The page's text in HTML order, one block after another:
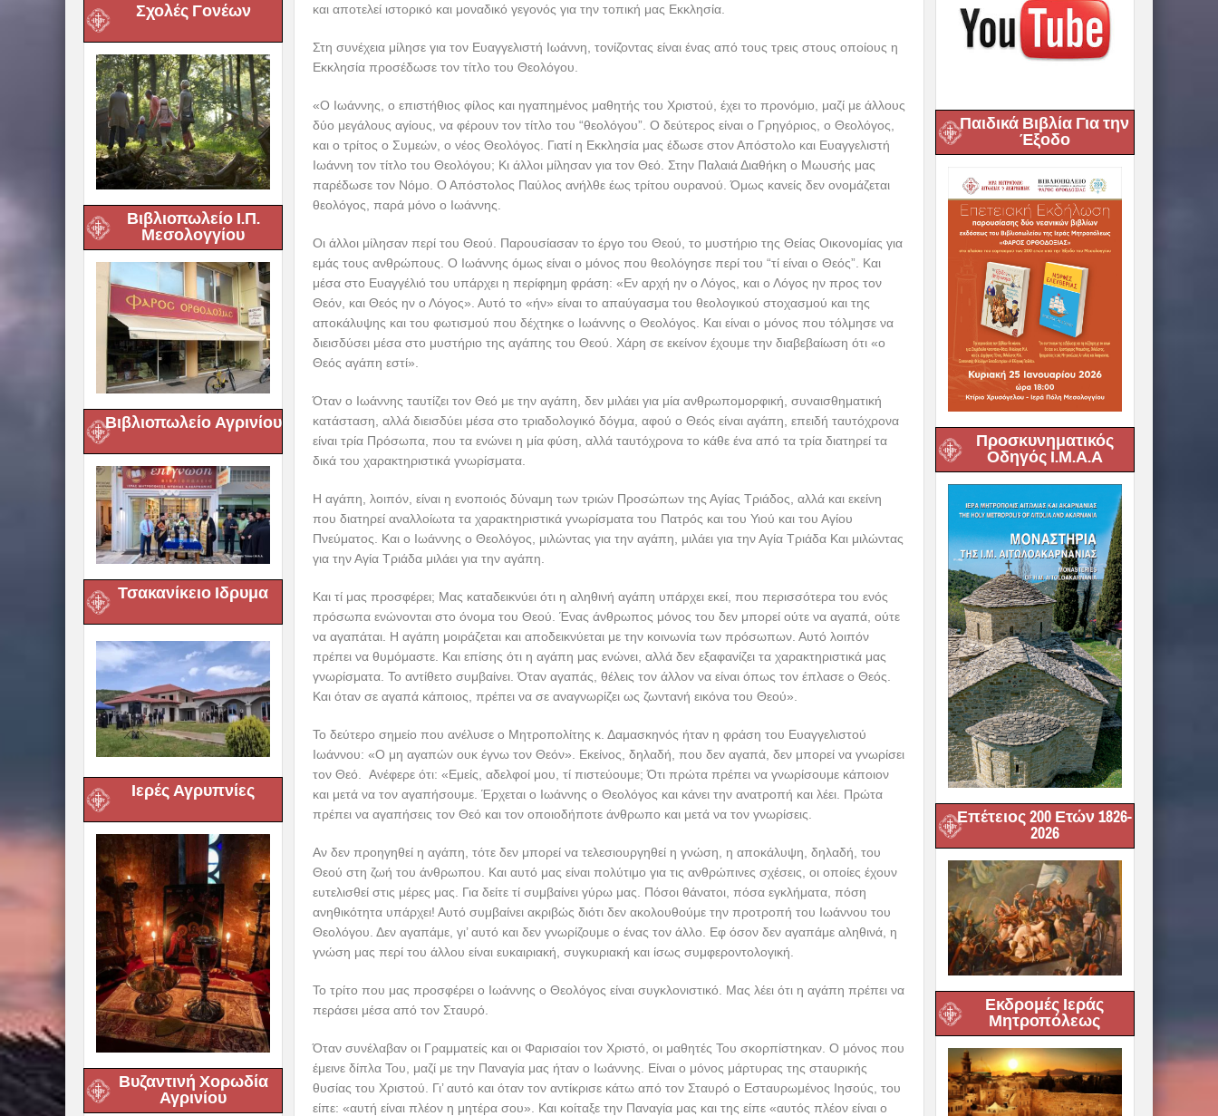
Σχολές Γονέων
Βιβλιοπωλείο Ι.Π.
Μεσολογγίου
Βιβλιοπωλείο Αγρινίου
Τσακανίκειο Ιδρυμα
Ιερές Αγρυπνίες
Βυζαντινή Χορωδία
Αγρινίου
και αποτελεί ιστορικό και μοναδικό γεγονός για την τοπική μας Εκκλησία.
Στη συνέχεια μίλησε για τον Ευαγγελιστή Ιωάννη, τονίζοντας είναι ένας από τους τρεις στους οποίους η
Εκκλησία προσέδωσε τον τίτλο του Θεολόγου.
«Ο Ιωάννης, ο επιστήθιος φίλος και ηγαπημένος μαθητής του Χριστού, έχει το προνόμιο, μαζί με άλλους
δύο μεγάλους αγίους, να φέρουν τον τίτλο του “θεολόγου”. Ο δεύτερος είναι ο Γρηγόριος, ο Θεολόγος,
και ο τρίτος ο Συμεών, ο νέος Θεολόγος. Γιατί η Εκκλησία μας έδωσε στον Απόστολο και Ευαγγελιστή
Ιωάννη τον τίτλο του Θεολόγου; Κι άλλοι μίλησαν για τον Θεό. Στην Παλαιά Διαθήκη ο Μωυσής μας
παρέδωσε τον Νόμο. Ο Απόστολος Παύλος ανήλθε έως τρίτου ουρανού. Όμως κανείς δεν ονομάζεται
θεολόγος, παρά μόνο ο Ιωάννης.
Οι άλλοι μίλησαν περί του Θεού. Παρουσίασαν το έργο του Θεού, το μυστήριο της Θείας Οικονομίας για
εμάς τους ανθρώπους. Ο Ιωάννης όμως είναι ο μόνος που θεολόγησε περί του “τί είναι ο Θεός”. Και
μέσα στο Ευαγγέλιό του υπάρχει η περίφημη φράση: «Εν αρχή ην ο Λόγος, και ο Λόγος ην προς τον
Θεόν, και Θεός ην ο Λόγος». Αυτό το «ήν» είναι το απαύγασμα του θεολογικού στοχασμού και της
αποκάλυψης και του φωτισμού που δέχτηκε ο Ιωάννης ο Θεολόγος. Και είναι ο μόνος που τόλμησε να
διεισδύσει μέσα στο μυστήριο της αγάπης του Θεού. Χάρη σε εκείνον έχουμε την διαβεβαίωση ότι «ο
Θεός αγάπη εστί».
Όταν ο Ιωάννης ταυτίζει τον Θεό με την αγάπη, δεν μιλάει για μία ανθρωπομορφική, συναισθηματική
κατάσταση, αλλά διεισδύει μέσα στο τριαδολογικό δόγμα, αφού ο Θεός είναι αγάπη, επειδή ταυτόχρονα
είναι τρία Πρόσωπα, που τα ενώνει η μία φύση, αλλά ταυτόχρονα το κάθε ένα από τα τρία διατηρεί τα
δικά του χαρακτηριστικά γνωρίσματα.
Η αγάπη, λοιπόν, είναι η ενοποιός δύναμη των τριών Προσώπων της Αγίας Τριάδος, αλλά και εκείνη
που διατηρεί αναλλοίωτα τα χαρακτηριστικά γνωρίσματα του Πατρός και του Υιού και του Αγίου
Πνεύματος. Και ο Ιωάννης ο Θεολόγος, μιλώντας για την αγάπη, μιλάει για την Αγία Τριάδα Και μιλώντας
για την Αγία Τριάδα μιλάει για την αγάπη.
Και τί μας προσφέρει; Μας καταδεικνύει ότι η αληθινή αγάπη υπάρχει εκεί, που περισσότερα του ενός
πρόσωπα ενώνονται στο όνομα του Θεού. Ένας άνθρωπος μόνος του δεν μπορεί ούτε να αγαπά, ούτε
να αγαπάται. Η αγάπη μοιράζεται και αποδεικνύεται με την κοινωνία των πρόσωπων. Αυτό λοιπόν
πρέπει να θυμόμαστε. Και επίσης ότι η αγάπη μας ενώνει, αλλά δεν εξαφανίζει τα χαρακτηριστικά μας
γνωρίσματα. Το αντίθετο συμβαίνει. Όταν αγαπάς, θέλεις τον άλλον να είναι όπως τον έπλασε ο Θεός.
Και όταν σε αγαπά κάποιος, πρέπει να σε αναγνωρίζει ως ζωντανή εικόνα του Θεού».
Το δεύτερο σημείο που ανέλυσε ο Μητροπολίτης κ. Δαμασκηνός ήταν η φράση του Ευαγγελιστού
Ιωάννου: «Ο μη αγαπών ουκ έγνω τον Θεόν». Εκείνος, δηλαδή, που δεν αγαπά, δεν μπορεί να γνωρίσει
τον Θεό. Ανέφερε ότι: «Εμείς, αδελφοί μου, τί πιστεύουμε; Ότι πρώτα πρέπει να γνωρίσουμε κάποιον
και μετά να τον αγαπήσουμε. Έρχεται ο Ιωάννης ο Θεολόγος και κάνει την ανατροπή και λέει. Πρώτα
πρέπει να αγαπήσεις τον Θεό και τον οποιοδήποτε άνθρωπο και μετά να τον γνωρίσεις.
Αν δεν προηγηθεί η αγάπη, τότε δεν μπορεί να τελεσιουργηθεί η γνώση, η αποκάλυψη, δηλαδή, του
Θεού στη ζωή του άνθρωπου. Και αυτό μας είναι πολύτιμο για τις ανθρώπινες σχέσεις, οι οποίες έχουν
ευτελισθεί στις μέρες μας. Για δείτε τί συμβαίνει γύρω μας. Πόσοι θάνατοι, πόσα εγκλήματα, πόση
ανηθικότητα υπάρχει! Αυτό συμβαίνει ακριβώς διότι δεν ακολουθούμε την προτροπή του Ιωάννου του
Θεολόγου. Δεν αγαπάμε, γι’ αυτό και δεν γνωρίζουμε ο ένας τον άλλο. Εφ όσον δεν αγαπάμε αληθινά, η
γνώση μας περί του άλλου είναι ευκαιριακή, συγκυριακή και ίσως συμφεροντολογική.
Το τρίτο που μας προσφέρει ο Ιωάννης ο Θεολόγος είναι συγκλονιστικό. Μας λέει ότι η αγάπη πρέπει να
περάσει μέσα από τον Σταυρό.
Όταν συνέλαβαν οι Γραμματείς και οι Φαρισαίοι τον Χριστό, οι μαθητές Του σκορπίστηκαν. Ο μόνος που
έμεινε δίπλα Του, μαζί με την Παναγία μας ήταν ο Ιωάννης. Είναι ο μόνος μάρτυρας της σταυρικής
θυσίας του Χριστού. Γι’ αυτό και όταν τον αντίκρισε κάτω από τον Σταυρό ο Εσταυρωμένος Ιησούς, του
είπε: «αυτή είναι πλέον η μητέρα σου». Και κοίταξε την Παναγία μας και της είπε «αυτός πλέον είναι ο
Παιδικά Βιβλία Για την
Έξοδο
Προσκυνηματικός
Οδηγός Ι.Μ.Α.Α
Επέτειος 200 Ετών 1826-
2026
Εκδρομές Ιεράς
Μητροπόλεως